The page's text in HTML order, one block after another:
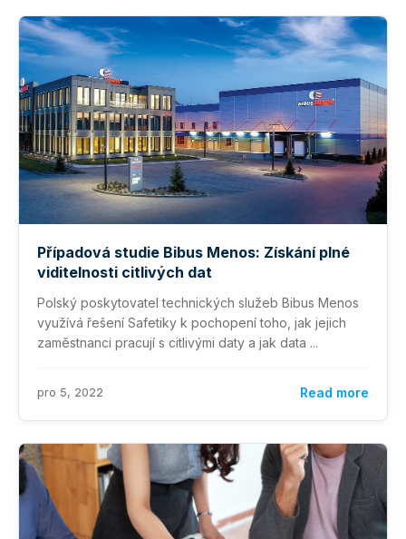
Případová studie Bibus Menos: Získání plné
viditelnosti citlivých dat
Polský poskytovatel technických služeb Bibus Menos
využívá řešení Safetiky k pochopení toho, jak jejich
zaměstnanci pracují s citlivými daty a jak data ...
pro 5, 2022 Read more